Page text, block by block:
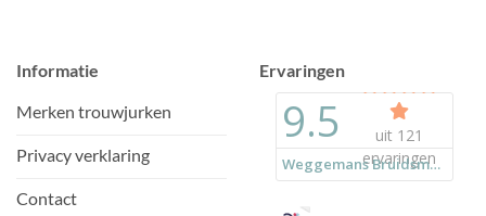
Informatie
Merken trouwjurken
Privacy verklaring
Contact
Ervaringen